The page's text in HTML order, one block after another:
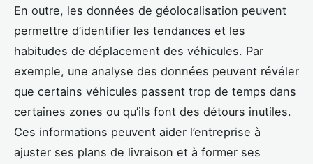
En outre, les données de géolocalisation peuvent
permettre d’identifier les tendances et les
habitudes de déplacement des véhicules. Par
exemple, une analyse des données peuvent révéler
que certains véhicules passent trop de temps dans
certaines zones ou qu’ils font des détours inutiles.
Ces informations peuvent aider l’entreprise à
ajuster ses plans de livraison et à former ses